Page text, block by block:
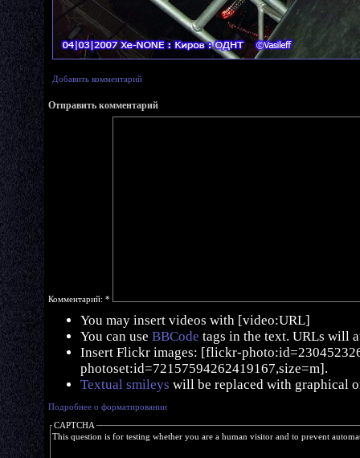
Добавить комментарий
Отправить комментарий
Комментарий: *
You may insert videos with [video:URL]
You can use BBCode tags in the text. URLs will
Insert Flickr images: [flickr-
photoset:id=72157594262419167,size=m].
Textual smileys will be replaced with graphical
Подробнее о форматировании
CAPTCHA
This question is for testing whether you are a human visitor and to prevent